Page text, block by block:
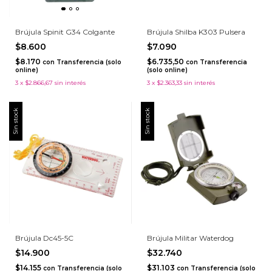
Brújula Spinit G34 Colgante
$8.600
$8.170 con Transferencia (solo
online)
3 x $2.866,67 sin interés
Brújula Shilba K303 Pulsera
$7.090
$6.735,50 con Transferencia
(solo online)
3 x $2.363,33 sin interés
Sin stock
Brújula Dc45-5C
$14.900
$14.155 con Transferencia (solo
Sin stock
Brújula Militar Waterdog
$32.740
$31.103 con Transferencia (solo